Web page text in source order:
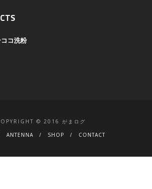
コ洗粉
© 2016 がまログ
ANTENNA SHOP CONTACT